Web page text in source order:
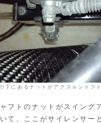
下にあるナットがアクスルシャフ
フトのナットがスイング
て、ここがサイレンサー